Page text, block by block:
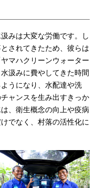
みは大変な労働です。し
されてきたため、彼らは
マハクリーンウォーター
汲みに費やしてきた時間
うになり、水配達や洗
ャンスを生み出すきっか
、衛生概念の向上や疫病
でなく、村落の活性化に